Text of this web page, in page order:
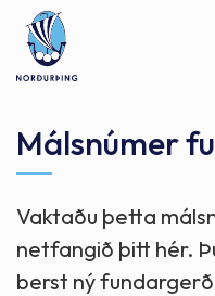
Leita
Málsnúmer
Vaktaðu þetta
netfangið þitt hér.
berst ný